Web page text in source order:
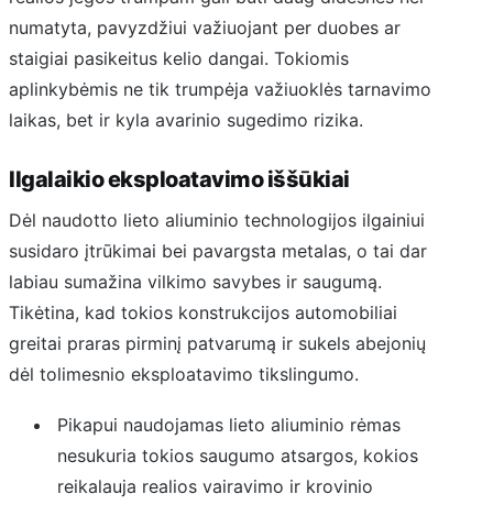
numatyta, pavyzdžiui važiuojant per duobes ar
staigiai pasikeitus kelio dangai. Tokiomis
aplinkybėmis ne tik trumpėja važiuoklės tarnavimo
laikas, bet ir kyla avarinio sugedimo rizika.
Ilgalaikio eksploatavimo iššūkiai
Dėl naudotto lieto aliuminio technologijos ilgainiui
susidaro įtrūkimai bei pavargsta metalas, o tai dar
labiau sumažina vilkimo savybes ir saugumą.
Tikėtina, kad tokios konstrukcijos automobiliai
greitai praras pirminį patvarumą ir sukels abejonių
dėl tolimesnio eksploatavimo tikslingumo.
Pikapui naudojamas lieto aliuminio rėmas
nesukuria tokios saugumo atsargos, kokios
reikalauja realios vairavimo ir krovinio